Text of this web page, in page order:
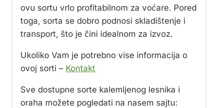
ovu sortu vrlo profitabilnom za voćare. Pored
toga, sorta se dobro podnosi skladištenje i
transport, što je čini idealnom za izvoz.
Ukoliko Vam je potrebno vise informacija o
ovoj sorti – Kontakt
Sve dostupne sorte kalemljenog lesnika i
oraha možete pogledati na nasem sajtu: